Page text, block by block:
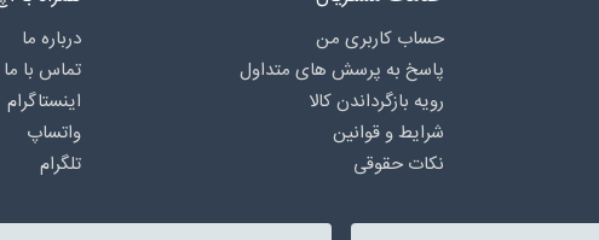
حساب کاربری من
پاسخ به پرسش های متداول
رویه بازگرداندن کالا
شرایط و قوانین
نکات حقوقی
درباره‌ ما
تماس با ما
اینستاگرام
واتساپ
تلگرام